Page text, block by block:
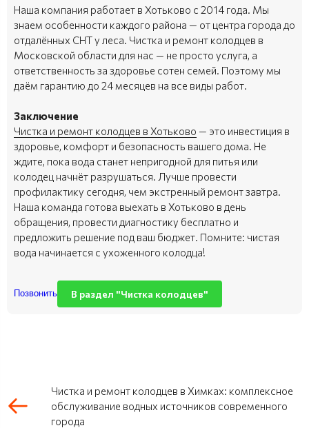
Наша компания работает в Хотьково с 2014 года. Мы
знаем особенности каждого района — от центра города до
отдалённых СНТ у леса. Чистка и ремонт колодцев в
Московской области для нас — не просто услуга, а
ответственность за здоровье сотен семей. Поэтому мы
даём гарантию до 24 месяцев на все виды работ.
Заключение
Чистка и ремонт колодцев в Хотьково — это инвестиция в
здоровье, комфорт и безопасность вашего дома. Не
ждите, пока вода станет непригодной для питья или
колодец начнёт разрушаться. Лучше провести
профилактику сегодня, чем экстренный ремонт завтра.
Наша команда готова выехать в Хотьково в день
обращения, провести диагностику бесплатно и
предложить решение под ваш бюджет. Помните: чистая
вода начинается с ухоженного колодца!
Позвонить В раздел "Чистка колодцев"
Чистка и ремонт колодцев в Химках: комплексное
обслуживание водных источников современного
города